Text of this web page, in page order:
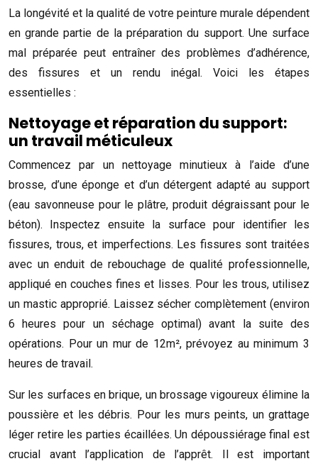
La longévité et la qualité de votre peinture murale dépendent
en grande partie de la préparation du support. Une surface
mal préparée peut entraîner des problèmes d’adhérence,
des fissures et un rendu inégal. Voici les étapes
essentielles :
Nettoyage et réparation du support:
un travail méticuleux
Commencez par un nettoyage minutieux à l’aide d’une
brosse, d’une éponge et d’un détergent adapté au support
(eau savonneuse pour le plâtre, produit dégraissant pour le
béton). Inspectez ensuite la surface pour identifier les
fissures, trous, et imperfections. Les fissures sont traitées
avec un enduit de rebouchage de qualité professionnelle,
appliqué en couches fines et lisses. Pour les trous, utilisez
un mastic approprié. Laissez sécher complètement (environ
6 heures pour un séchage optimal) avant la suite des
opérations. Pour un mur de 12m², prévoyez au minimum 3
heures de travail.
Sur les surfaces en brique, un brossage vigoureux élimine la
poussière et les débris. Pour les murs peints, un grattage
léger retire les parties écaillées. Un dépoussiérage final est
crucial avant l’application de l’apprêt. Il est important